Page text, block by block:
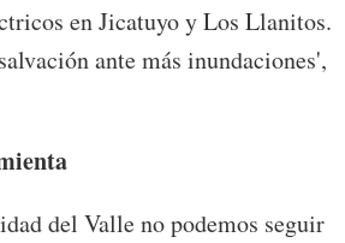
en Jicatuyo y Los Llanitos.
ante más inundaciones',
del Valle no podemos seguir